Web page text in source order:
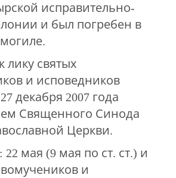
исправительно-
и был погребен в
лику святых
и исповедников
декабря 2007 года
Священного Синода
Церкви.
мая (9 мая по ст. ст.) и
и